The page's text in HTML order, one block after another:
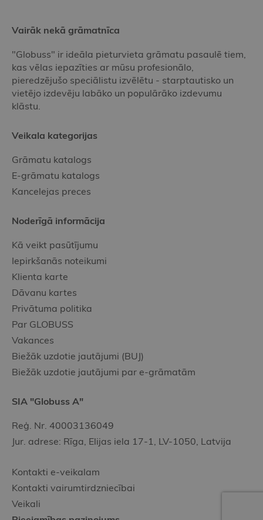
Vairāk nekā grāmatnīca
"Globuss" ir ideāla pieturvieta grāmatu pasaulē tiem,
kas vēlas iepazīties ar mūsu profesionālo,
pieredzējušo speciālistu izvēlētu - starptautisko un
vietējo izdevēju labāko un populārāko izdevumu
klāstu.
Veikala kategorijas
Grāmatu katalogs
E-grāmatu katalogs
Kancelejas preces
Noderīgā informācija
Kā veikt pasūtījumu
Iepirkšanās noteikumi
Klienta karte
Dāvanu kartes
Privātuma politika
Par GLOBUSS
Vakances
Biežāk uzdotie jautājumi (BUJ)
Biežāk uzdotie jautājumi par e-grāmatām
SIA "Globuss A"
Reģ. Nr. 40003136049
Jur. adrese: Rīga, Elijas iela 17-1, LV-1050, Latvija
Kontakti e-veikalam
Kontakti vairumtirdzniecībai
Veikali